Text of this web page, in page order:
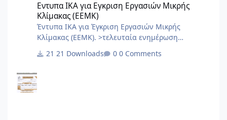
Εντυπα ΙΚΑ για Εγκριση Εργασιών Μικρής
Κλίμακας (ΕΕΜΚ)
Έντυπα ΙΚΑ για Έγκριση Εργασιών Μικρής
Κλίμακας (ΕΕΜΚ). >τελευταία ενημέρωση
2.3.Εξουσιοδότηση αίτησης – δήλωσης
21 Downloads 0 Comments